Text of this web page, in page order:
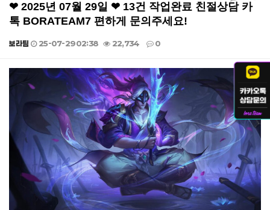
❤ 2025년 07월 29일 ❤ 13건 작업완료 친절상담 카
톡 BORATEAM7 편하게 문의주세요!
보라팀 25-07-29 02:38 22,734 0
본문